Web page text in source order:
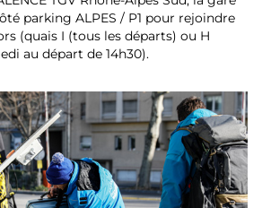
parking ALPES / P1 pour rejoindre
(quais I (tous les départs) ou H
au départ de 14h30).